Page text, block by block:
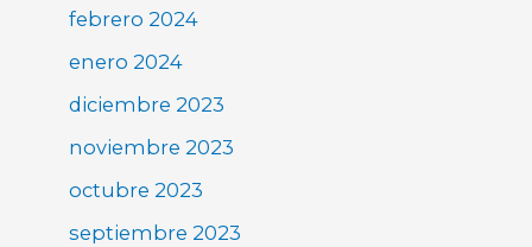
febrero 2024
enero 2024
diciembre 2023
noviembre 2023
octubre 2023
septiembre 2023